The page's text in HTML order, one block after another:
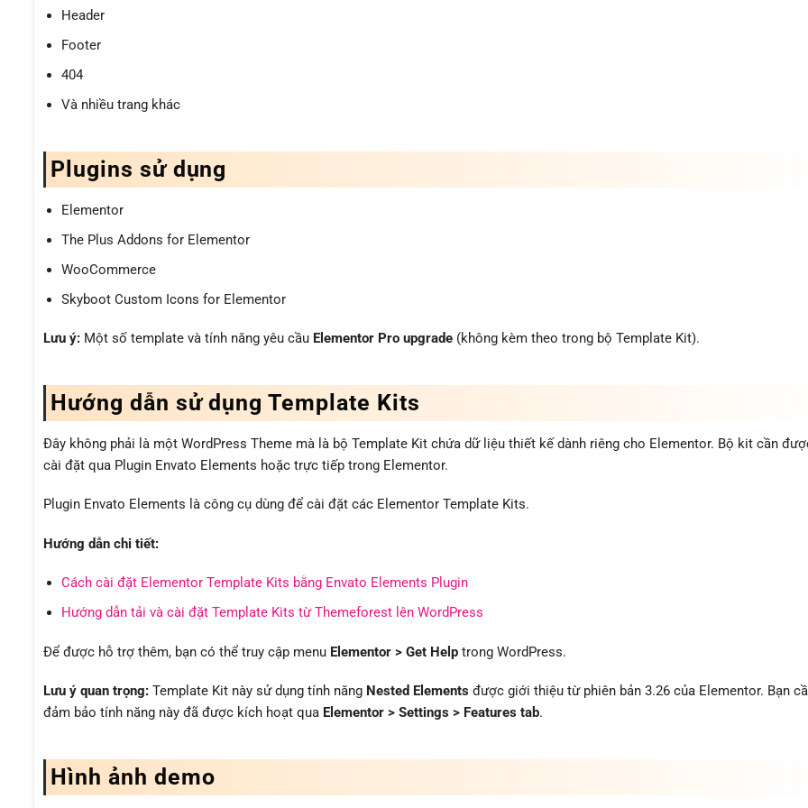
Header
Footer
404
Và nhiều trang khác
Plugins sử dụng
Elementor
The Plus Addons for Elementor
WooCommerce
Skyboot Custom Icons for Elementor
Lưu ý: Một số template và tính năng yêu cầu Elementor Pro upgrade (không kèm theo trong bộ Template Kit).
Hướng dẫn sử dụng Template Kits
Đây không phải là một WordPress Theme mà là bộ Template Kit chứa dữ liệu thiết kế dành riêng cho Elementor. Bộ kit cần
cài đặt qua Plugin Envato Elements hoặc trực tiếp trong Elementor.
Plugin Envato Elements là công cụ dùng để cài đặt các Elementor Template Kits.
Hướng dẫn chi tiết:
Cách cài đặt Elementor Template Kits bằng Envato Elements Plugin
Hướng dẫn tải và cài đặt Template Kits từ Themeforest lên WordPress
Để được hỗ trợ thêm, bạn có thể truy cập menu Elementor > Get Help trong WordPress.
Lưu ý quan trọng: Template Kit này sử dụng tính năng Nested Elements được giới thiệu từ phiên bản 3.26 của Elementor. Bạn
đảm bảo tính năng này đã được kích hoạt qua Elementor > Settings > Features tab.
Hình ảnh demo